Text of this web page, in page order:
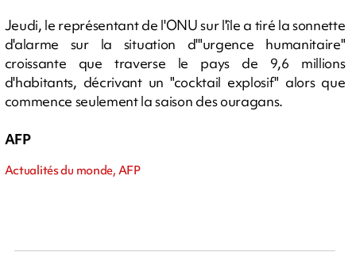
Jeudi, le représentant de l'ONU sur l'île a tiré la sonnette
d'alarme sur la situation d'"urgence humanitaire"
croissante que traverse le pays de 9,6 millions
d'habitants, décrivant un "cocktail explosif" alors que
commence seulement la saison des ouragans.
AFP
Actualités du monde, AFP